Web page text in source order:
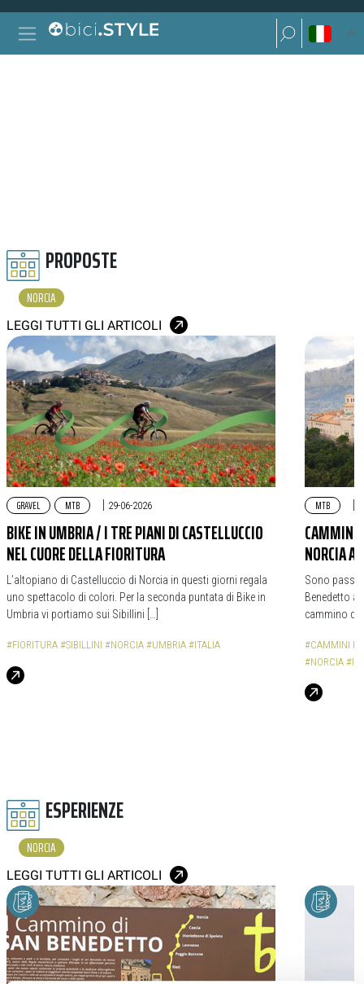
Vai al contenuto
Navigazione principale
Ricerca per:
Ricerca per:
PROPOSTE
NORCIA
LEGGI TUTTI GLI ARTICOLI
GRAVEL MTB | 29-06-2026
BIKE IN UMBRIA / I TRE PIANI DI CASTELLUCCIO
NEL CUORE DELLA FIORITURA
L’altopiano di Castelluccio di Norcia in questi giorni regala
uno spettacolo di colori. Per la seconda puntata di Bike in
Umbria vi portiamo sui Sibillini […]
#FIORITURA #SIBILLINI #NORCIA #UMBRIA #ITALIA
MTB |
NORCIA
Sono
Benedetto a
cammino
#CAMMINI
#NORCIA
ESPERIENZE
NORCIA
LEGGI TUTTI GLI ARTICOLI